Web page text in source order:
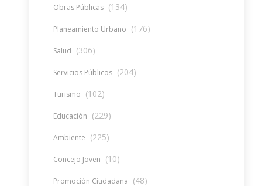
Obras Públicas (134)
Planeamiento Urbano (176)
Salud (306)
Servicios Públicos (204)
Turismo (102)
Educación (229)
Ambiente (225)
Concejo Joven (10)
Promoción Ciudadana (48)